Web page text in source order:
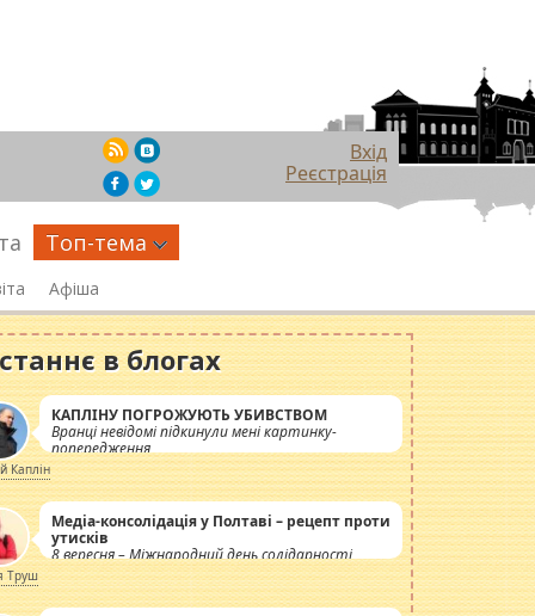
Вхід
Реєстрація
Топ-тема
Афіша
в блогах
КАПЛІНУ ПОГРОЖУЮТЬ УБИВСТВОМ
Вранці невідомі підкинули мені картинку-
попередження
Каплін
Медіа-консолідація у Полтаві – рецепт проти
утисків
8 вересня – Міжнародний день солідарності
журналістів.
Труш